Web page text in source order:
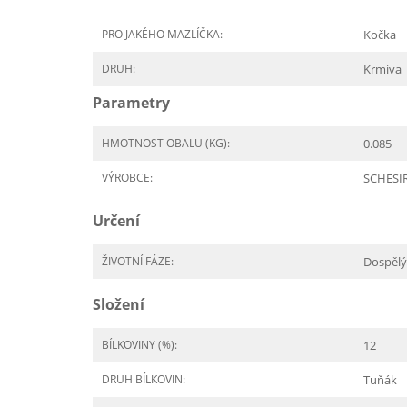
PRO JAKÉHO MAZLÍČKA: Kočka
DRUH: Krmiva
Parametry
HMOTNOST OBALU (KG): 0.085
VÝROBCE:
Určení
ŽIVOTNÍ FÁZE: Dospělý
Složení
BÍLKOVINY (%): 12
DRUH BÍLKOVIN: Tuňák